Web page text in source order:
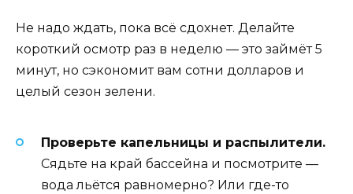
Не надо ждать, пока всё сдохнет. Делайте
короткий осмотр раз в неделю — это займёт 5
минут, но сэкономит вам сотни долларов и
целый сезон зелени.
Проверьте капельницы и распылители.
Сядьте на край бассейна и посмотрите —
вода льётся равномерно? Или где-то